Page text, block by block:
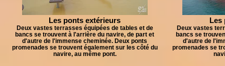
Les ponts extérieurs
Deux vastes terrasses équipées de tables et de
bancs se trouvent à l'arrière du navire, de part et
d'autre de l'immense cheminée. Deux ponts
promenades se trouvent également sur les côté du
navire, au même pont.
Les
Deux vastes
bancs se
d'autre de
promenades se